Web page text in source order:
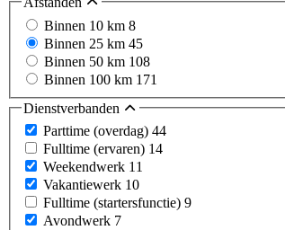
Binnen 10 km 8
Binnen 25 km 45
Binnen 50 km 108
Binnen 100 km 171
Dienstverbanden
Parttime (overdag) 44
Fulltime (ervaren) 14
Weekendwerk 11
Vakantiewerk 10
Fulltime (startersfunctie) 9
Avondwerk 7